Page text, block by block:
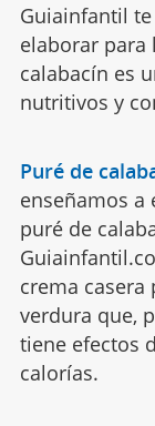
Guiainfantil
elaborar para
calabacín es
nutritivos y
Puré de
enseñamos
puré de
crema casera
verdura que,
tiene efectos
calorías.